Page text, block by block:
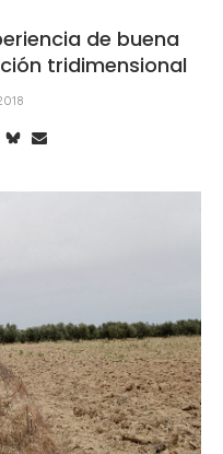
de buena
tridimensional